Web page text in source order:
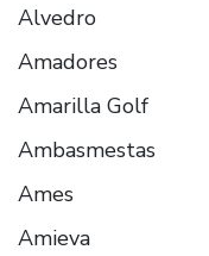
Alvedro
Amadores
Amarilla Golf
Ambasmestas
Ames
Amieva